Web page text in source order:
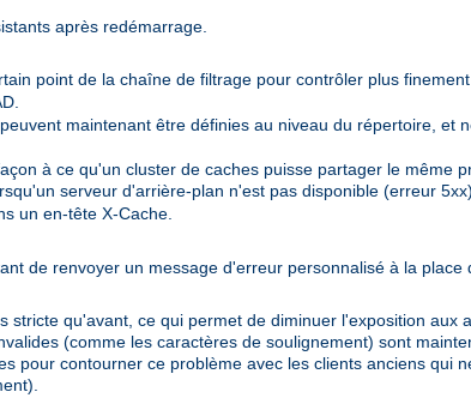
après redémarrage.
point de la chaîne de filtrage pour contrôler plus
peuvent maintenant être définies au niveau du répertoire, et
à ce qu'un cluster de caches puisse partager le même
serveur d'arrière-plan n'est pas disponible (erreur
un en-tête X-Cache.
de renvoyer un message d'erreur personnalisé à la
qu'avant, ce qui permet de diminuer l'exposition aux
(comme les caractères de soulignement) sont
pour contourner ce problème avec les clients anciens qui